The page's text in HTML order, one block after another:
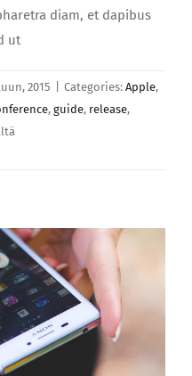
diam, et dapibus
ut
2015 Categories: Apple,
, guide, release,
sed
luctus
risus
iaculis